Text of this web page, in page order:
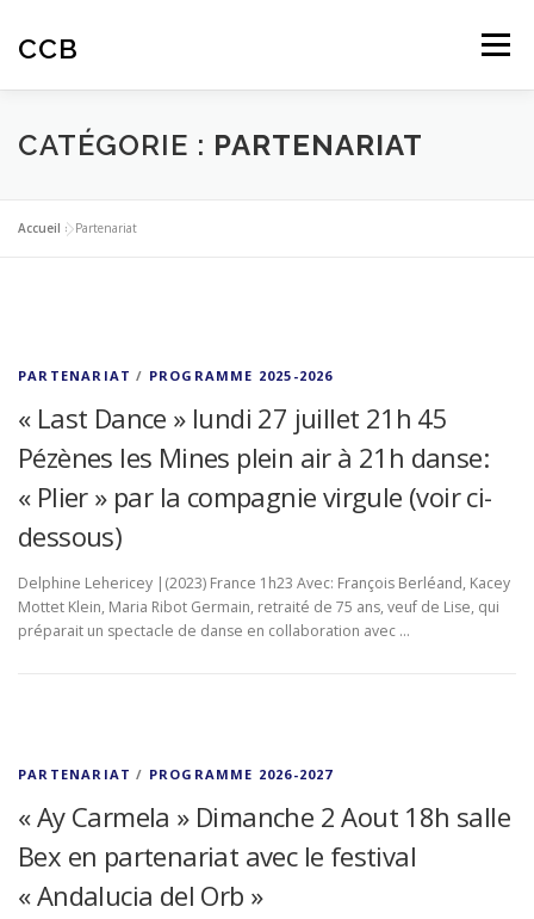
contenu
CCB Menu
ACTUALITES CINÉ-CLUB AUTOMNALES
ARTICLES
CATÉGORIE : PARTENARIAT
Accueil »Partenariat
PARTENARIAT / PROGRAMME 2025-2026
« Last Dance » lundi 27 juillet 21h 45
Pézènes les Mines plein air à 21h danse:
« Plier » par la compagnie virgule (voir ci-
dessous)
Delphine Lehericey |(2023) France 1h23 Avec: François Berléand, Kacey
Mottet Klein, Maria Ribot Germain, retraité de 75 ans, veuf de Lise, qui
préparait un spectacle de danse en collaboration avec …
PARTENARIAT / PROGRAMME 2026-2027
« Ay Carmela » Dimanche 2 Aout 18h salle
Bex en partenariat avec le festival
« Andalucia del Orb »